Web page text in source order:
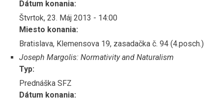
Dátum konania:
Štvrtok, 23. Máj 2013 - 14:00
Miesto konania:
Bratislava, Klemensova 19, zasadačka č. 94 (4.posch.)
Joseph Margolis: Normativity and Naturalism
Typ:
Prednáška SFZ
Dátum konania: